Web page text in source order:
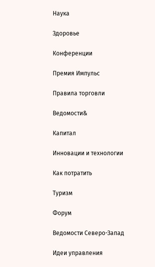
Наука
Здоровье
Конференции
Премия Импульс
Правила торговли
Ведомости&
Капитал
Инновации и технологии
Как потратить
Туризм
Форум
Ведомости Северо-Запад
Идеи управления